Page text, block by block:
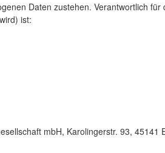
Daten zustehen. Verantwortlich
ist:
mbH, Karolingerstr. 93, 45141